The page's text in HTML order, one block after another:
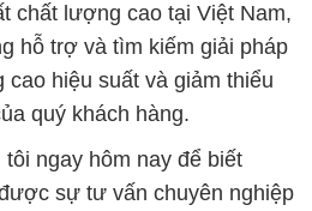
chất lượng cao tại Việt Nam,
hỗ trợ và tìm kiếm giải pháp
cao hiệu suất và giảm thiểu
quý khách hàng.
ngay hôm nay để biết
sự tư vấn chuyên nghiệp